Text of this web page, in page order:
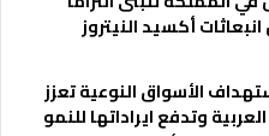
أكسيد النيتروز
الأسواق النوعية تعزز
وتدفع ايراداتها للنمو